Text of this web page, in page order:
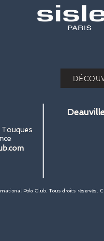
Polo Club. Tous droits réservés.